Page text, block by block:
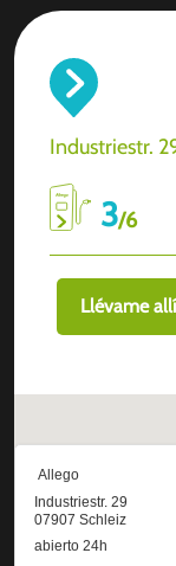
Industriestr.
3/6
Llévame allí